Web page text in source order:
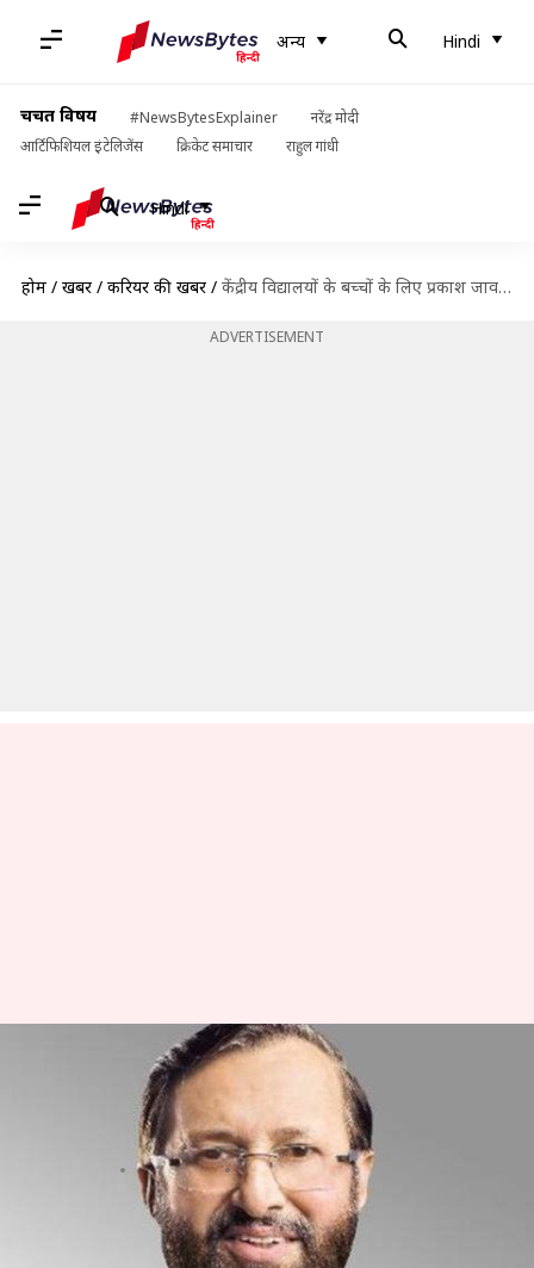
अन्य Hindi
चर्चित विषय #NewsBytesExplainer
नरेंद्र मोदी
आर्टिफिशियल इंटेलिजेंस
क्रिकेट समाचार राहुल गांधी
Hindi
होम / खबरें / करियर की खबरें / केंद्रीय विद्यालयों के बच्चों के लिए प्रकाश जावड़ेकर ने लांच की एक ऐप, जानें
ADVERTISEMENT
केंद्रीय विद्यालयों के बच्चों के लिए
प्रकाश जावड़ेकर ने लांच की एक ऐप,
Feb 09, 2019 01:11 pm